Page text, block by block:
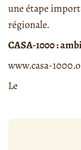
une étape
régionale.
CASA-1000 :
www.casa-
Le